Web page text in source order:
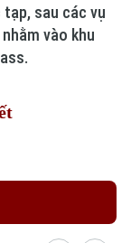
sau các vụ
vào khu